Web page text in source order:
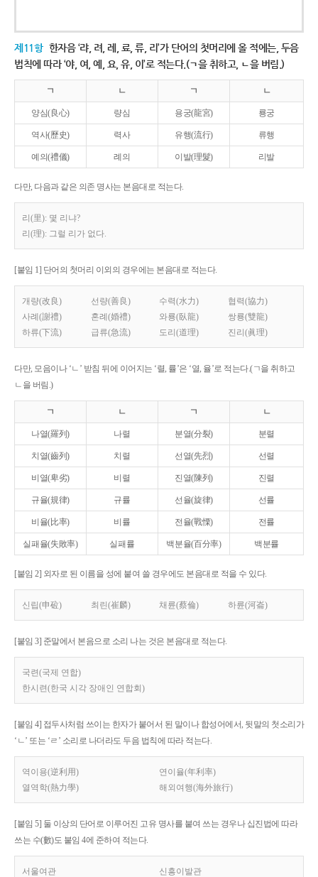
제11항 한자음 ‘랴, 려, 례, 료, 류, 리’가 단어의 첫머리에 올 적에는, 두음
법칙에 따라 ‘야, 여, 예, 요, 유, 이’로 적는다.(ㄱ을 취하고, ㄴ을 버림.)
ㄱ ㄴ ㄱ ㄴ
양심(良心) 량심 용궁(龍宮) 룡궁
역사(歷史) 력사 유행(流行) 류행
예의(禮儀) 례의 이발(理髮) 리발
다만, 다음과 같은 의존 명사는 본음대로 적는다.
리(里): 몇 리냐?
리(理): 그럴 리가 없다.
[붙임 1] 단어의 첫머리 이외의 경우에는 본음대로 적는다.
개량(改良) 선량(善良) 수력(水力)
협력(協力)
사례(謝禮)
혼례(婚禮) 와룡(臥龍)
쌍룡(雙龍)
하류(下流)
급류(急流) 도리(道理) 진리(眞理)
다만, 모음이나 ‘ㄴ’ 받침 뒤에 이어지는 ‘렬, 률’은 ‘열, 율’로 적는다.(ㄱ을 취하고
ㄴ을 버림.)
ㄱ ㄴ ㄱ ㄴ
나열(羅列) 나렬 분열(分裂) 분렬
치열(齒列) 치렬 선열(先烈) 선렬
비열(卑劣) 비렬 진열(陳列) 진렬
규율(規律) 규률 선율(旋律) 선률
비율(比率) 비률 전율(戰慄) 전률
실패율(失敗率) 실패률 백분율(百分率) 백분률
[붙임 2] 외자로 된 이름을 성에 붙여 쓸 경우에도 본음대로 적을 수 있다.
신립(申砬) 최린(崔麟) 채륜(蔡倫) 하륜(河崙)
[붙임 3] 준말에서 본음으로 소리 나는 것은 본음대로 적는다.
국련(국제 연합)
한시련(한국 시각 장애인 연합회)
[붙임 4] 접두사처럼 쓰이는 한자가 붙어서 된 말이나 합성어에서, 뒷말의 첫소리가
‘ㄴ’ 또는 ‘ㄹ’ 소리로 나더라도 두음 법칙에 따라 적는다.
역이용(逆利用)
연이율(年利率)
열역학(熱力學)
해외여행(海外旅行)
[붙임 5] 둘 이상의 단어로 이루어진 고유 명사를 붙여 쓰는 경우나 십진법에 따라
쓰는 수(數)도 붙임 4에 준하여 적는다.
서울여관 신흥이발관